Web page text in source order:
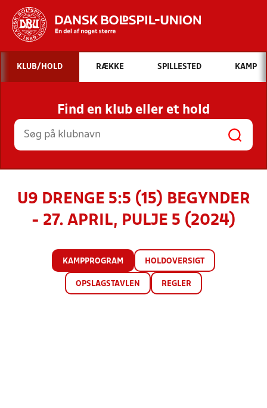
Hvad vil du søge efter?
INDHOLD OG NYHEDER
STILLINGER, RESULTATER, KLUBBER OG
HOLD
KLUB/HOLD RÆKKE SPILLESTED KAMP
Find en klub eller et hold
U9 DRENGE 5:5 (15) BEGYNDER
- 27. APRIL, PULJE 5 (2024)
KAMPPROGRAM HOLDOVERSIGT
OPSLAGSTAVLEN REGLER